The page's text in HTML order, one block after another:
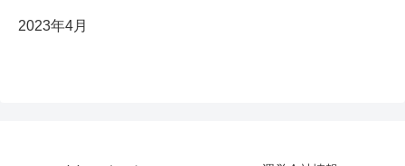
2023年4月